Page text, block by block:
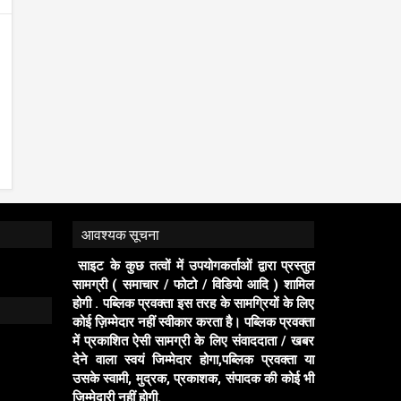
आवश्यक सूचना
साइट के कुछ तत्वों में उपयोगकर्ताओं द्वारा प्रस्तुत
सामग्री ( समाचार / फोटो / विडियो आदि ) शामिल
होगी . पब्लिक प्रवक्ता इस तरह के सामग्रियों के लिए
कोई ज़िम्मेदार नहीं स्वीकार करता है। पब्लिक प्रवक्ता
में प्रकाशित ऐसी सामग्री के लिए संवाददाता / खबर
देने वाला स्वयं जिम्मेदार होगा,पब्लिक प्रवक्ता या
उसके स्वामी, मुद्रक, प्रकाशक, संपादक की कोई भी
जिम्मेदारी नहीं होगी.